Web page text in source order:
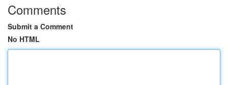
Comments
Submit a Comment
No HTML